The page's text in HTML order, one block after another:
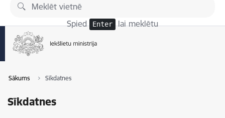
Pāriet uz lapas saturu
Spied Enter lai meklētu
Sākums Sīkdatnes
Sīkdatnes